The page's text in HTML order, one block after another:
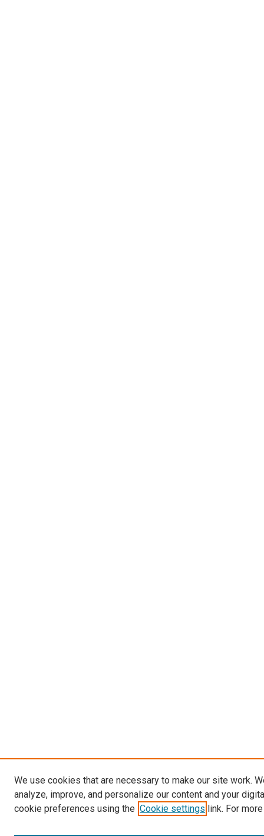
We use cookies that are necessary to make our site work.
analyze, improve, and personalize our content and your
cookie preferences using the Cookie settings link. For